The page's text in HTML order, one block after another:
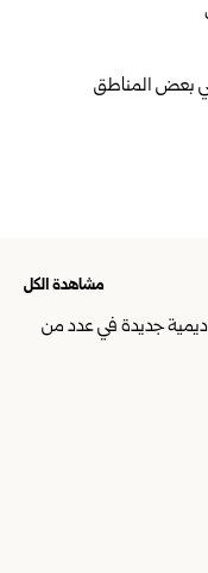
بعض ‏المناطق
مشاهدة الكل